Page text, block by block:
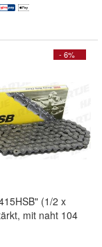
- 6%
(1/2 x
mit naht 104